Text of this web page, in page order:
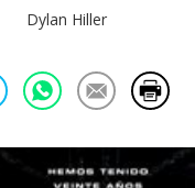
Dylan Hiller